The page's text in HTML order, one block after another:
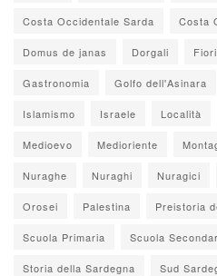
Costa Occidentale Sarda Costa
Domus de janas Dorgali Fiori
Gastronomia Golfo dell'Asinara
Islamismo Israele Località
Medioevo Medioriente
Nuraghe Nuraghi Nuragici
Orosei Palestina Preistoria
Scuola Primaria Scuola
Storia della Sardegna Sud